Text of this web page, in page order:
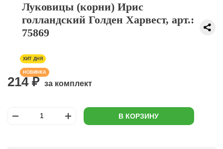
Луковицы (корни) Ирис
голландский Голден Харвест, арт.:
75869
ХИТ ДНЯ
НОВИНКА
214 ₽ за комплект
В КОРЗИНУ